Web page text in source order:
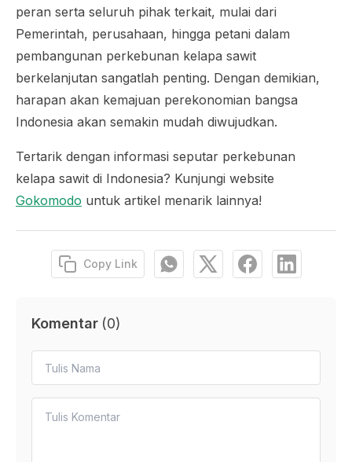
peran serta seluruh pihak terkait, mulai dari
Pemerintah, perusahaan, hingga petani dalam
pembangunan perkebunan kelapa sawit
berkelanjutan sangatlah penting. Dengan demikian,
harapan akan kemajuan perekonomian bangsa
Indonesia akan semakin mudah diwujudkan.
Tertarik dengan informasi seputar perkebunan
kelapa sawit di Indonesia? Kunjungi website
Gokomodo untuk artikel menarik lainnya!
Copy Link
Komentar (0)